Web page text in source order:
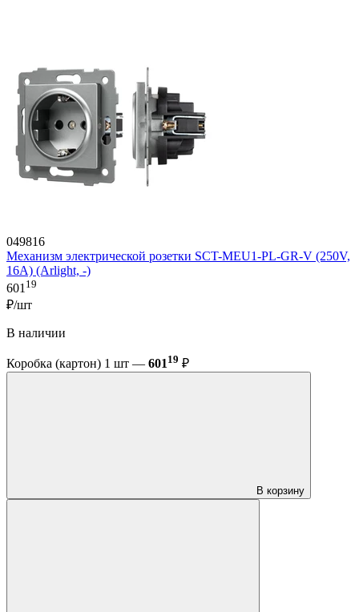
049816
Механизм электрической розетки SCT-MEU1-PL-GR-V (250V,
16A) (Arlight, -)
601 19
₽/шт
В наличии
Коробка (картон) 1 шт — 601 19 ₽
В корзину